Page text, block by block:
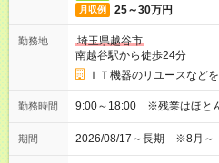
月収例 25～30万円
勤務地
埼玉県越谷市
南越谷駅から徒歩24分
ＩＴ機器のリユースなど
勤務時間 9:00～18:00 ※残業はほと
期間 2026/08/17～長期 ※8月～